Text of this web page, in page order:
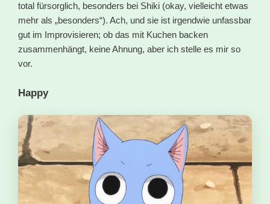
total fürsorglich, besonders bei Shiki (okay, vielleicht etwas
mehr als „besonders“). Ach, und sie ist irgendwie unfassbar
gut im Improvisieren; ob das mit Kuchen backen
zusammenhängt, keine Ahnung, aber ich stelle es mir so
vor.
Happy